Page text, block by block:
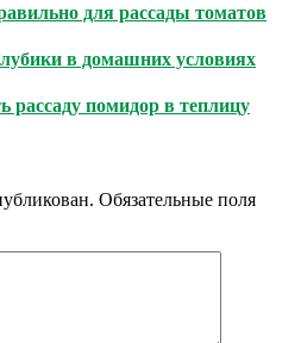
для рассады томатов
в домашних условиях
рассаду помидор в теплицу
Обязательные поля